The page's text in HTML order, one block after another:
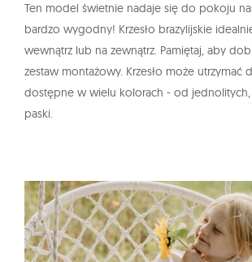
Ten model świetnie nadaje się do pokoju
bardzo wygodny! Krzesło brazylijskie
wewnątrz lub na zewnątrz. Pamiętaj, aby
zestaw montażowy. Krzesło może utrzymać
dostępne w wielu kolorach - od
paski.